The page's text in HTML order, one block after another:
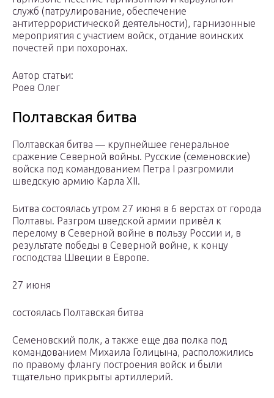
служб (патрулирование, обеспечение
антитеррористической деятельности), гарнизонные
мероприятия с участием войск, отдание воинских
почестей при похоронах.
Автор статьи:
Роев Олег
Полтавская битва
Полтавская битва — крупнейшее генеральное
сражение Северной войны. Русские (семеновские)
войска под командованием Петра I разгромили
шведскую армию Карла XII.
Битва состоялась утром 27 июня в 6 верстах от города
Полтавы. Разгром шведской армии привёл к
перелому в Северной войне в пользу России и, в
результате победы в Северной войне, к концу
господства Швеции в Европе.
27 июня
состоялась Полтавская битва
Семеновский полк, а также еще два полка под
командованием Михаила Голицына, расположились
по правому флангу построения войск и были
тщательно прикрыты артиллерий.